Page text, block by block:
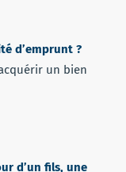
d’emprunt ?
un bien
d’un fils, une